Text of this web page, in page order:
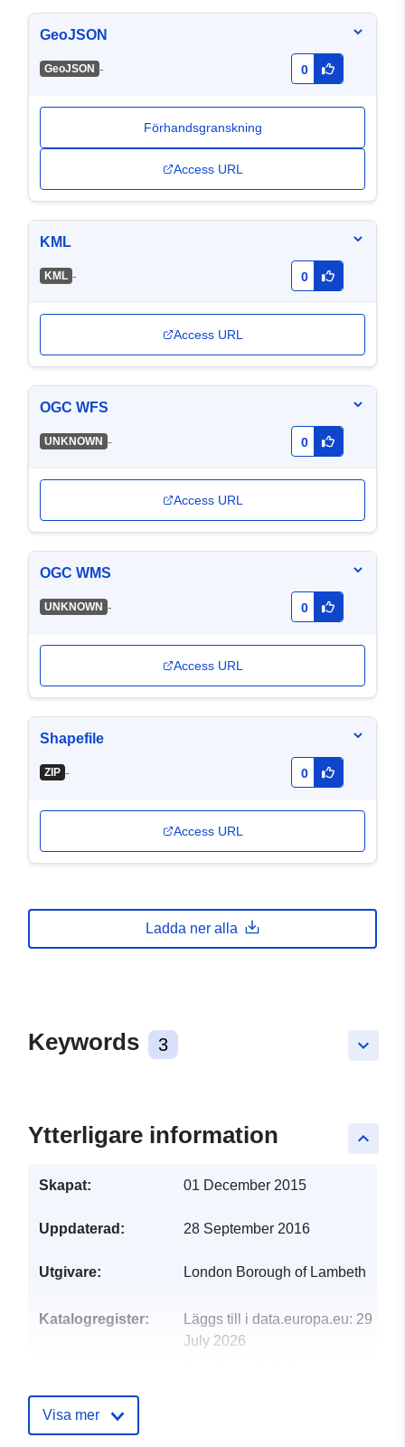
GeoJSON
GeoJSON - 0
Förhandsgranskning
Access URL
KML
KML - 0
Access URL
OGC WFS
UNKNOWN - 0
Access URL
OGC WMS
UNKNOWN - 0
Access URL
Shapefile
ZIP - 0
Access URL
Ladda ner alla
keyboard_arrow_down
Keywords 3
keyboard_arrow_up
Ytterligare information
Skapat: 01 December 2015
Uppdaterad: 28 September 2016
Utgivare: London Borough of Lambeth
Katalogregister: Läggs till i data.europa.eu: 29
July 2026
uriRef:
Visa mer